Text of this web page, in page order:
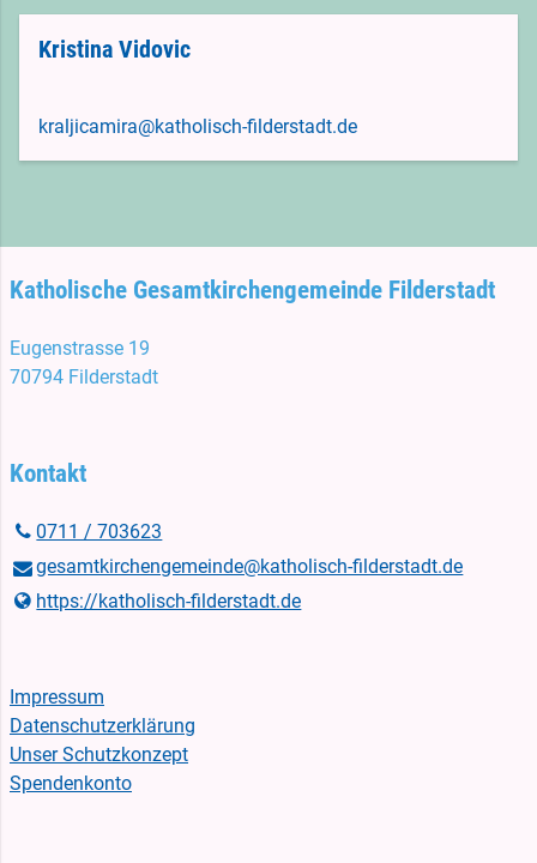
Kristina Vidovic
kraljicamira@katholisch-filderstadt.de
Katholische Gesamtkirchengemeinde Filderstadt
Eugenstrasse 19
70794 Filderstadt
Kontakt
0711 / 703623
gesamtkirchengemeinde@​katholisch-filderstadt.​de
https://katholisch-filderstadt.​de
Impressum
Datenschutzerklärung
Unser Schutzkonzept
Spendenkonto